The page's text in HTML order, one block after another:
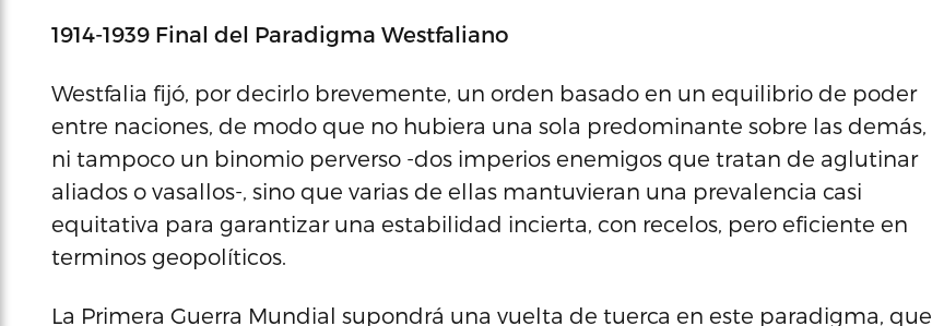
1914-1939 Final del Paradigma Westfaliano
Westfalia fijó, por decirlo brevemente, un orden basado en un equilibrio de poder
entre naciones, de modo que no hubiera una sola predominante sobre las demás,
ni tampoco un binomio perverso -dos imperios enemigos que tratan de aglutinar
aliados o vasallos-, sino que varias de ellas mantuvieran una prevalencia casi
equitativa para garantizar una estabilidad incierta, con recelos, pero eficiente en
terminos geopolíticos.
La Primera Guerra Mundial supondrá una vuelta de tuerca en este paradigma, que